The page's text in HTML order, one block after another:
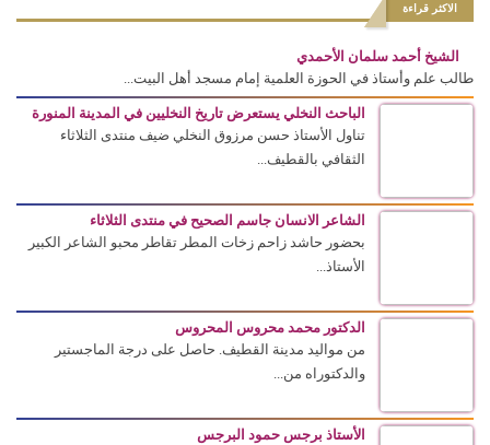
الاكثر قراءة
الشيخ أحمد سلمان الأحمدي
طالب علم وأستاذ في الحوزة العلمية إمام مسجد أهل البيت...
الباحث النخلي يستعرض تاريخ النخليين في المدينة المنورة
تناول الأستاذ حسن مرزوق النخلي ضيف منتدى الثلاثاء
الثقافي بالقطيف...
الشاعر الانسان جاسم الصحيح في منتدى الثلاثاء
بحضور حاشد زاحم زخات المطر تقاطر محبو الشاعر الكبير
الأستاذ...
الدكتور محمد محروس المحروس
من مواليد مدينة القطيف. حاصل على درجة الماجستير
والدكتوراه من...
الأستاذ برجس حمود البرجس